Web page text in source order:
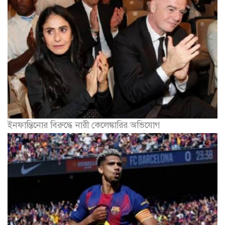
ইনফান্তিনোর বিরুদ্ধে নারী কেলেঙ্কারির অভিযোগ